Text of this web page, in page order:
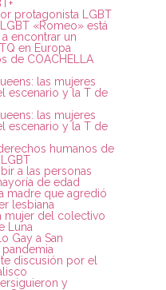
protagonista LGBT
«Romeo» está
encontrar un
en Europa
de COACHELLA
las mujeres
escenario y la T de
las mujeres
escenario y la T de
humanos de
a las personas
de edad
madre que agredió
lesbiana
mujer del colectivo
Luna
Gay a San
discusión por el
y